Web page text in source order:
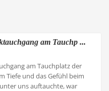
am Tauchp ...
am Tauchplatz der
Tiefe und das Gefühl beim
uns auftauchte, war